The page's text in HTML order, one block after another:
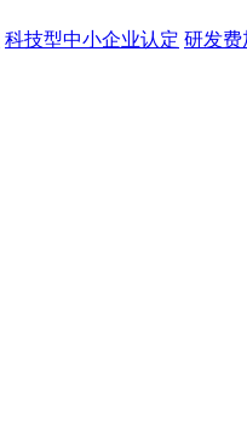
科技型中小企业认定 研发费